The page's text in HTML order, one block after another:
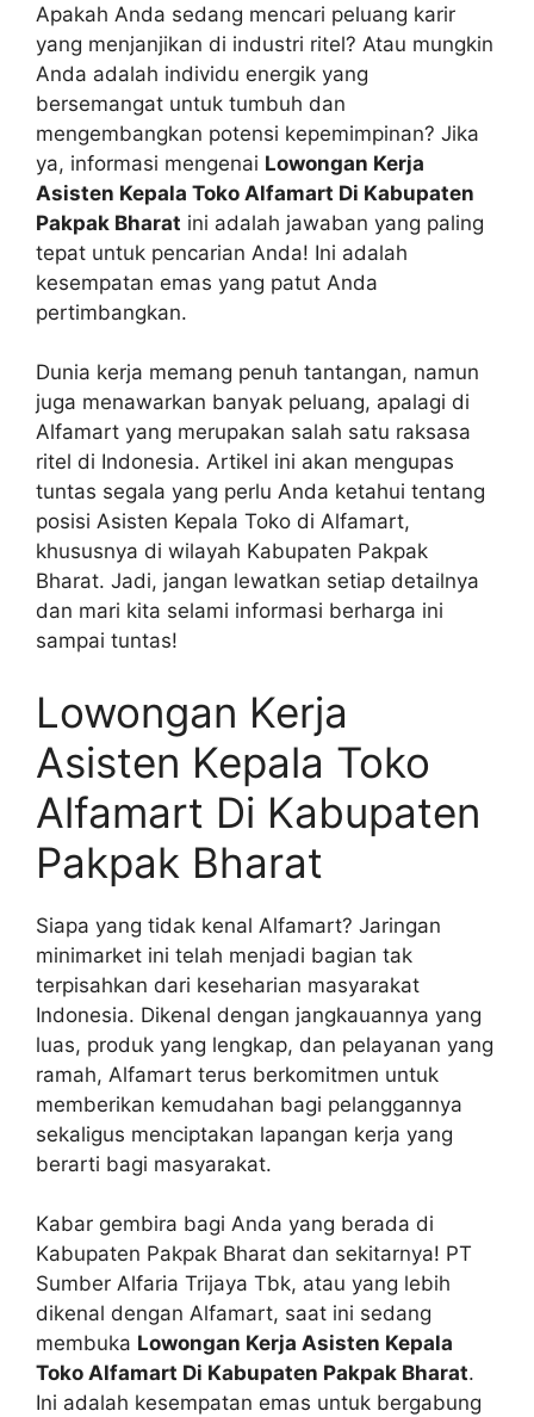
Apakah Anda sedang mencari peluang karir
yang menjanjikan di industri ritel? Atau mungkin
Anda adalah individu energik yang
bersemangat untuk tumbuh dan
mengembangkan potensi kepemimpinan? Jika
ya, informasi mengenai Lowongan Kerja
Asisten Kepala Toko Alfamart Di Kabupaten
Pakpak Bharat ini adalah jawaban yang paling
tepat untuk pencarian Anda! Ini adalah
kesempatan emas yang patut Anda
pertimbangkan.
Dunia kerja memang penuh tantangan, namun
juga menawarkan banyak peluang, apalagi di
Alfamart yang merupakan salah satu raksasa
ritel di Indonesia. Artikel ini akan mengupas
tuntas segala yang perlu Anda ketahui tentang
posisi Asisten Kepala Toko di Alfamart,
khususnya di wilayah Kabupaten Pakpak
Bharat. Jadi, jangan lewatkan setiap detailnya
dan mari kita selami informasi berharga ini
sampai tuntas!
Lowongan Kerja
Asisten Kepala Toko
Alfamart Di Kabupaten
Pakpak Bharat
Siapa yang tidak kenal Alfamart? Jaringan
minimarket ini telah menjadi bagian tak
terpisahkan dari keseharian masyarakat
Indonesia. Dikenal dengan jangkauannya yang
luas, produk yang lengkap, dan pelayanan yang
ramah, Alfamart terus berkomitmen untuk
memberikan kemudahan bagi pelanggannya
sekaligus menciptakan lapangan kerja yang
berarti bagi masyarakat.
Kabar gembira bagi Anda yang berada di
Kabupaten Pakpak Bharat dan sekitarnya! PT
Sumber Alfaria Trijaya Tbk, atau yang lebih
dikenal dengan Alfamart, saat ini sedang
membuka Lowongan Kerja Asisten Kepala
Toko Alfamart Di Kabupaten Pakpak Bharat.
Ini adalah kesempatan emas untuk bergabung